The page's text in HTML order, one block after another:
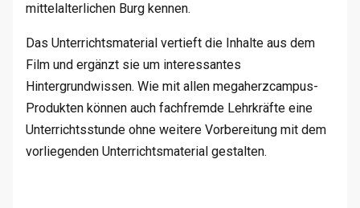
mittelalterlichen Burg kennen.
Das Unterrichtsmaterial vertieft die Inhalte aus dem
Film und ergänzt sie um interessantes
Hintergrundwissen. Wie mit allen megaherzcampus-
Produkten können auch fachfremde Lehrkräfte eine
Unterrichtsstunde ohne weitere Vorbereitung mit dem
vorliegenden Unterrichtsmaterial gestalten.